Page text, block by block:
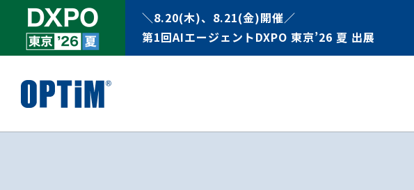
＼8.20(木)、8.21(金)開催／
第1回AIエージェントDXPO 東京’26 夏 出展